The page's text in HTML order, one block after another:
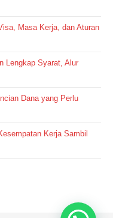
Masa Kerja, dan Aturan
Lengkap Syarat, Alur
Dana yang Perlu
Kerja Sambil